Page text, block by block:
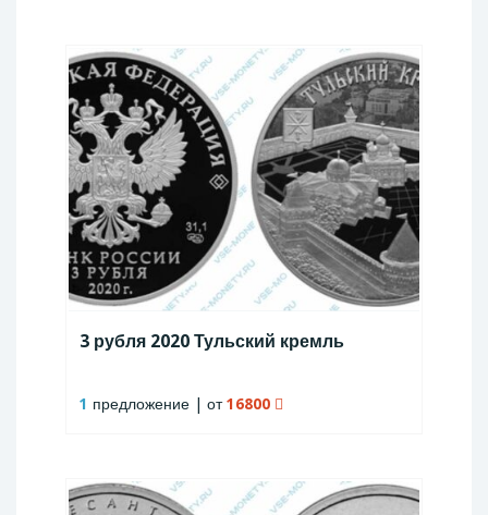
3 рубля 2020 Тульский кремль
1 предложение | от16800